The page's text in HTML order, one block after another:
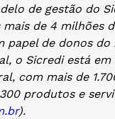
de gestão do
de 4 milhões
papel de donos do
o Sicredi está
com mais de
produtos e
).